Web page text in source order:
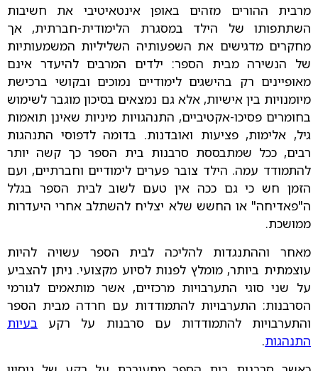
מרבית ההורים מזהים באופן אינטאיטיבי את חשיבות
השתתפותו של הילד במסגרת הלימודית-חברתית, אך
מחקרים מדגישים את השפעותיה השליליות המשמעותיות
של הנשירה מבית הספר: ילדים המרבים להיעדר אינם
מאופיינים רק בהישגים לימודיים נמוכים ובקושי ברכישת
מיומנויות בין אישיות, אלא גם נמצאים בסיכון מוגבר לשימוש
בחומרים פסיכו-אקטיביים, התנהגויות מיניות שאינן תואמות
גיל, אלימות, פציעות ואובדנות. בדומה לדפוסי התנהגות
רבים, ככל שמתבססת סרבנות בית הספר כך קשה יותר
להתמודד עמה. הילד צובר פערים לימודיים וחברתיים, ועם
הזמן חש כי גם ככה אין טעם לשוב לבית הספר בגלל
ה"פאדיחה" או החשש שלא יצליח להשתלב אחרי היעדרות
ממושכת.
מאחר וההתנגדות להליכה לבית הספר עשויה להיות
עוצמתית ביותר, מומלץ לפנות לסיוע מקצועי. ניתן להצביע
על שני סוגי התערבויות מרכזיים, אשר מותאמים לגורמי
הסרבנות: התערבויות להתמודדות עם חרדה מבית הספר
והתערבויות להתמודדות עם סרבנות על רקע בעיות
התנהגות.